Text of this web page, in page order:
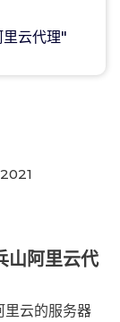
云代理"
山阿里云代
里云的服务器